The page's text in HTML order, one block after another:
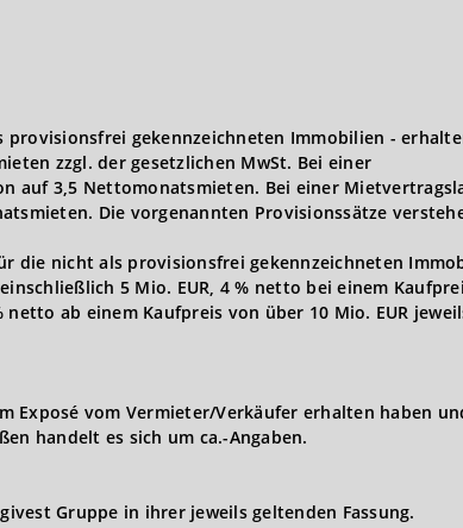
provisionsfrei gekennzeichneten Immobilien -
zzgl. der gesetzlichen MwSt. Bei einer
auf 3,5 Nettomonatsmieten. Bei einer
Die vorgenannten Provisionssätze
die nicht als provisionsfrei gekennzeichneten
5 Mio. EUR, 4 % netto bei einem
ab einem Kaufpreis von über 10 Mio. EUR
Exposé vom Vermieter/Verkäufer erhalten haben
handelt es sich um ca.-Angaben.
Gruppe in ihrer jeweils geltenden Fassung.